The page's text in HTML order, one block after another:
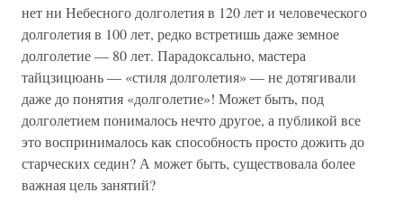
нет ни Небесного долголетия в 120 лет и человеческого
долголетия в 100 лет, редко встретишь даже земное
долголетие — 80 лет. Парадоксально, мастера
тайцзицюань — «стиля долголетия» — не дотягивали
даже до понятия «долголетие»! Может быть, под
долголетием понималось нечто другое, а публикой все
это воспринималось как способность просто дожить до
старческих седин? А может быть, существовала более
важная цель занятий?